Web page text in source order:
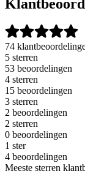
74
5 sterren
53 beoordelingen
4 sterren
15 beoordelingen
3 sterren
2 beoordelingen
2 sterren
0 beoordelingen
1 ster
4 beoordelingen
Meeste sterren